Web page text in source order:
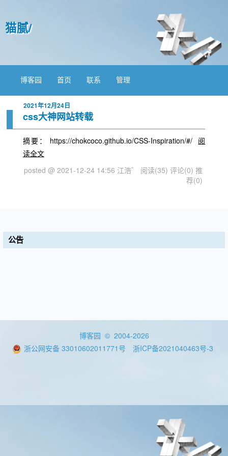
猫腻/
博客园 首页 联系 管理
2021年12月24日
css大神网站转载
摘要： https://chokcoco.github.io/CSS-Inspiration/#/ 阅
读全文
posted @ 2021-12-24 14:56 江浩゛ 阅读(35) 评论(0) 推
荐(0)
公告
博客园 © 2004-2026
浙公网安备 33010602011771号
浙ICP备2021040463号-3